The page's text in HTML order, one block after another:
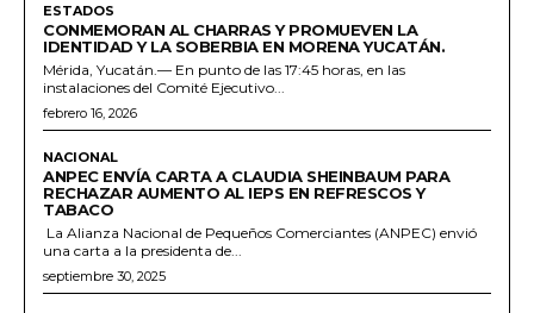
ESTADOS
CONMEMORAN AL CHARRAS Y PROMUEVEN LA
IDENTIDAD Y LA SOBERBIA EN MORENA YUCATÁN.
Mérida, Yucatán.— En punto de las 17:45 horas, en las
instalaciones del Comité Ejecutivo...
febrero 16, 2026
NACIONAL
ANPEC ENVÍA CARTA A CLAUDIA SHEINBAUM PARA
RECHAZAR AUMENTO AL IEPS EN REFRESCOS Y
TABACO
La Alianza Nacional de Pequeños Comerciantes (ANPEC) envió
una carta a la presidenta de...
septiembre 30, 2025